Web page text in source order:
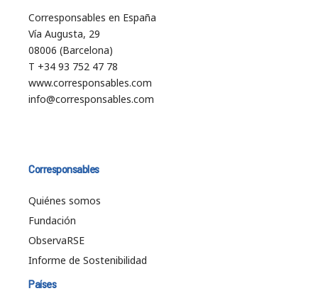
Corresponsables en España
Vía Augusta, 29
08006 (Barcelona)
T +34 93 752 47 78
www.corresponsables.com
info@corresponsables.com
Corresponsables
Quiénes somos
Fundación
ObservaRSE
Informe de Sostenibilidad
Países